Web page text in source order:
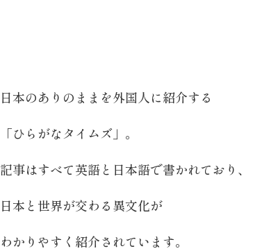
日本のありのままを外国人に紹介する
「ひらがなタイムズ」。
記事はすべて英語と日本語で書かれており、
日本と世界が交わる異文化が
わかりやすく紹介されています。